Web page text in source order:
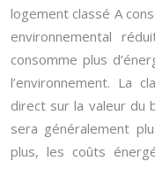
logement classé A
environnemental
consomme plus
l’environnement. La
direct sur la valeur du
sera généralement
plus, les coûts